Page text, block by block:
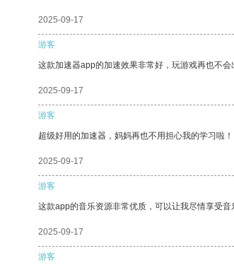
2025-09-17
游客
这款加速器app的加速效果非常好，玩游戏再也不
2025-09-17
游客
超级好用的加速器，妈妈再也不用担心我的学习啦！
2025-09-17
游客
这款app的音乐资源非常优质，可以让我尽情享受音
2025-09-17
游客